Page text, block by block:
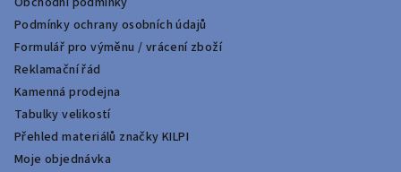
Podmínky ochrany osobních údajů
Formulář pro výměnu / vrácení zboží
Reklamační řád
Kamenná prodejna
Tabulky velikostí
Přehled materiálů značky KILPI
Moje objednávka